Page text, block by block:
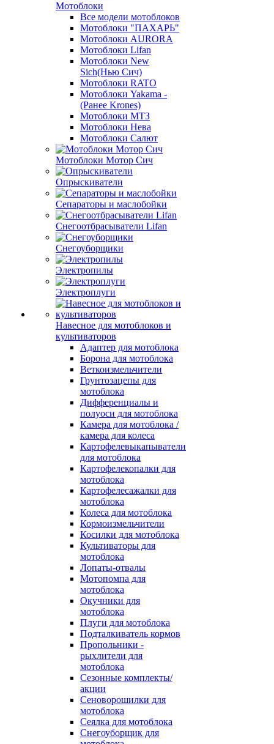
Мотоблоки
Все модели мотоблоков
Мотоблоки "ПАХАРЬ"
Мотоблоки AURORA
Мотоблоки Lifan
Мотоблоки New
Sich(Нью Сич)
Мотоблоки RATO
Мотоблоки Yakama -
(Ранее Krones)
Мотоблоки МТЗ
Мотоблоки Нева
Мотоблоки Салют
Мотоблоки Мотор Сич
Опрыскиватели
Сепараторы и маслобойки
Снегоотбрасыватели Lifan
Снегоуборщики
Электропилы
Электроплуги
Навесное для мотоблоков и
культиваторов
Адаптер для мотоблока
Борона для мотоблока
Веткоизмельчители
Грунтозацепы для
мотоблока
Дифференциалы и
полуоси для мотоблока
Камера для мотоблока /
камера для колеса
Картофелевыкапыватели
для мотоблока
Картофелекопалки для
мотоблока
Картофелесажалки для
мотоблока
Колеса для мотоблока
Кормоизмельчители
Косилки для мотоблока
Культиваторы для
мотоблока
Лопаты-отвалы
Мотопомпа для
мотоблока
Окучники для
мотоблока
Плуги для мотоблока
Подталкиватель кормов
Пропольники -
рыхлители для
мотоблока
Сезонные комплекты/
акции
Сеноворошилки для
мотоблока
Сеялка для мотоблока
Снегоуборщик для